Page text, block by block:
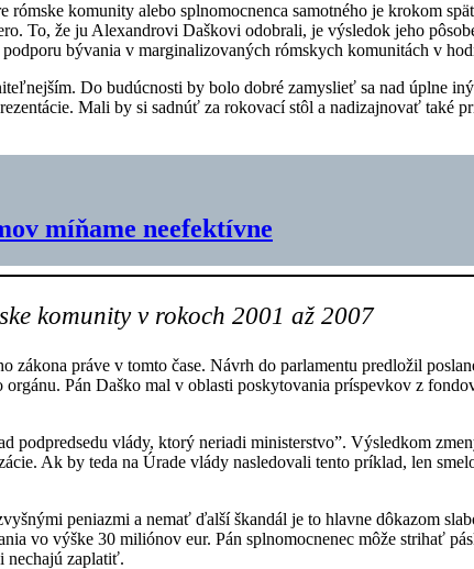
rómske komunity alebo splnomocnenca samotného je krokom
To, že ju Alexandrovi Daškovi odobrali, je výsledok jeho
bývania v marginalizovaných rómskych komunitách v
Do budúcnosti by bolo dobré zamyslieť sa nad úplne
Mali by si sadnúť za rokovací stôl a nadizajnovať také
míňame neefektívne
komunity v rokoch 2001 až 2007
práve v tomto čase. Návrh do parlamentu predložil
Pán Daško mal v oblasti poskytovania príspevkov z
podpredsedu vlády, ktorý neriadi ministerstvo”. Výsledkom
Ak by teda na Úrade vlády nasledovali tento príklad, len
peniazmi a nemať ďalší škandál je to hlavne dôkazom
vo výške 30 miliónov eur. Pán splnomocnenec môže strihať
nechajú zaplatiť.